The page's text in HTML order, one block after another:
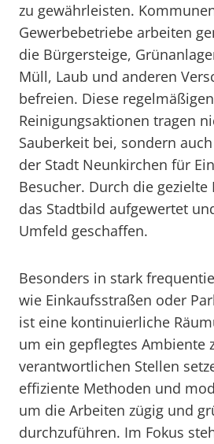
zu gewährleisten.
Gewerbebetriebe arbeiten
die Bürgersteige,
Müll, Laub und anderen
befreien. Diese regelmäßigen
Reinigungsaktionen tragen
Sauberkeit bei, sondern
der Stadt Neunkirchen für
Besucher. Durch die gezielte
das Stadtbild aufgewertet
Umfeld geschaffen.
Besonders in stark
wie Einkaufsstraßen oder
ist eine kontinuierliche
um ein gepflegtes Ambiente
verantwortlichen Stellen
effiziente Methoden und
um die Arbeiten zügig und
durchzuführen. Im Fokus